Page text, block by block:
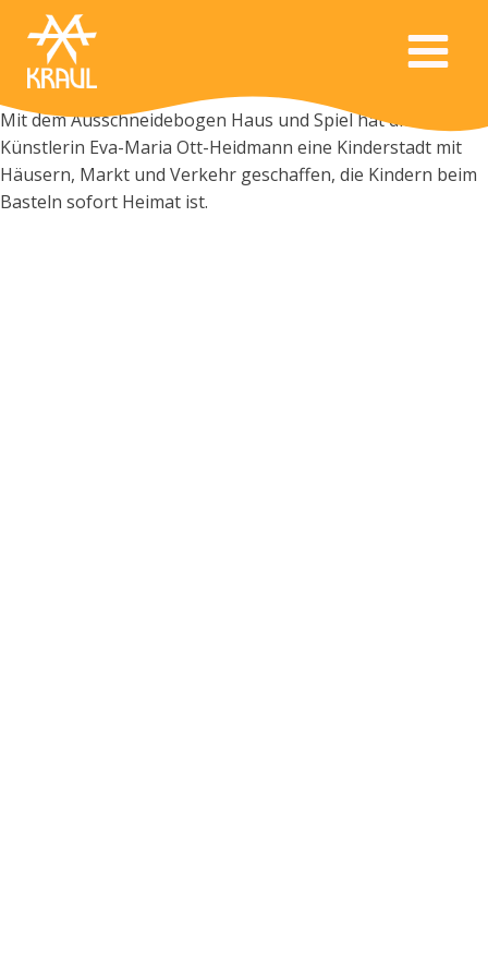
Mit dem Ausschneidebogen Haus und Spiel hat die
Künstlerin Eva-Maria Ott-Heidmann eine Kinderstadt mit
Häusern, Markt und Verkehr geschaffen, die Kindern beim
Basteln sofort Heimat ist.